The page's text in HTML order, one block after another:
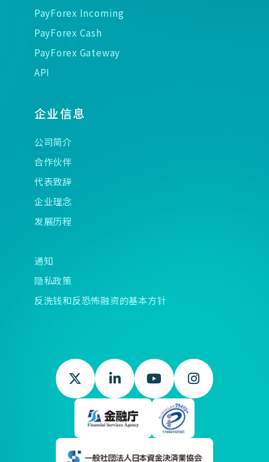
PayForex Incoming
PayForex Cash
PayForex Gateway
API
企业信息
公司简介
合作伙伴
代表致辞
企业理念
发展历程
通知
隐私政策
反洗钱和反恐怖融资的基本方针